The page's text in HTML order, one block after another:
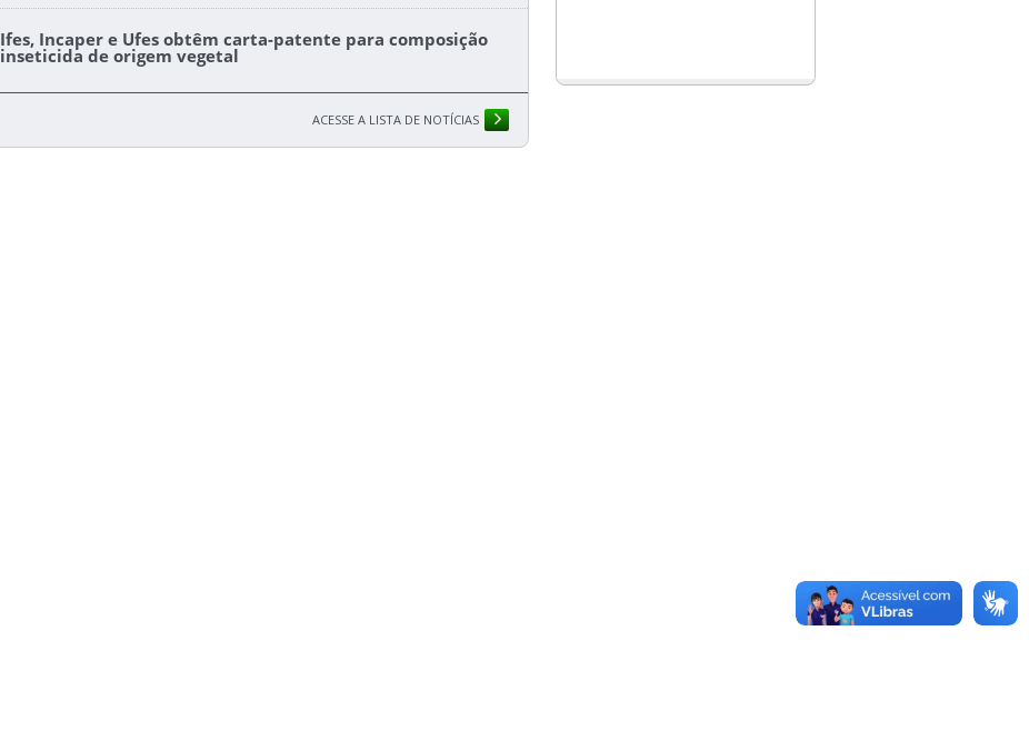
Ifes, Incaper e Ufes obtêm carta-patente para composição
inseticida de origem vegetal
ACESSE A LISTA DE NOTÍCIAS